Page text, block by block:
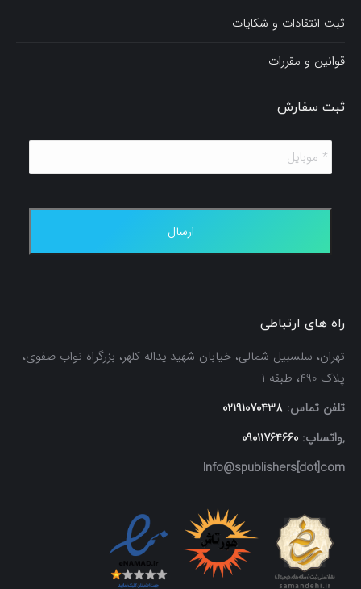
ثبت انتقادات و شکایات
قوانین و مقررات
ثبت سفارش
*
موبایل *
راه های ارتباطی
تهران، سلسبیل شمالی، خیابان شهید یداله کلهر، بزرگراه نواب صفوی،
پلاک 490، طبقه 1
تلفن تماس: 02191070438
,واتساپ: 09011764660
Info@spublishers[dot]com